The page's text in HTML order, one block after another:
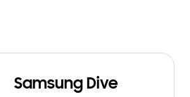
Samsung Dive